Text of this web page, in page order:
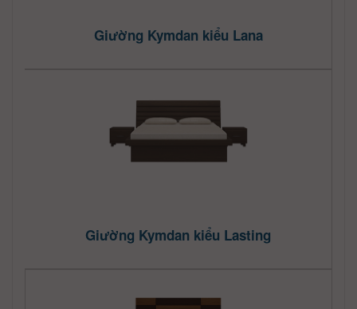
Giường Kymdan kiểu Lana
Giường Kymdan kiểu Lasting